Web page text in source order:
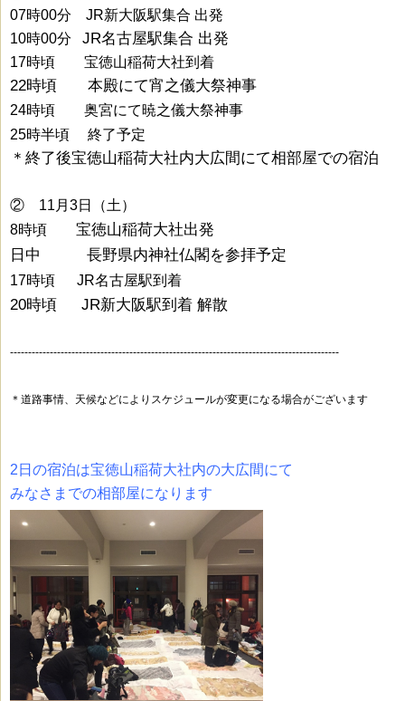
07時00分 JR新大阪駅集合 出発
10時00分 JR名古屋駅集合 出発
17時頃 宝徳山稲荷大社到着
22時頃 本殿にて宵之儀大祭神事
24時頃 奥宮にて暁之儀大祭神事
25時半頃 終了予定
＊終了後宝徳山稲荷大社内大広間にて相部屋での宿泊
② 11月3日（土）
8時頃 宝徳山稲荷大社出発
日中 長野県内神社仏閣を参拝予定
17時頃 JR名古屋駅到着
20時頃 JR新大阪駅到着 解散
-------------------------------------------------------------------------------------------
＊道路事情、天候などによりスケジュールが変更になる場合がございます
2日の宿泊は宝徳山稲荷大社内の大広間にて
みなさまでの相部屋になります